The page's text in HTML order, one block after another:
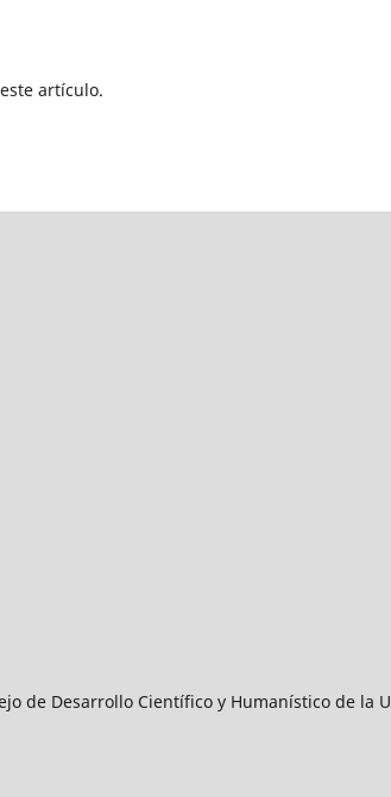
artículo.
de Desarrollo Científico y Humanístico de la